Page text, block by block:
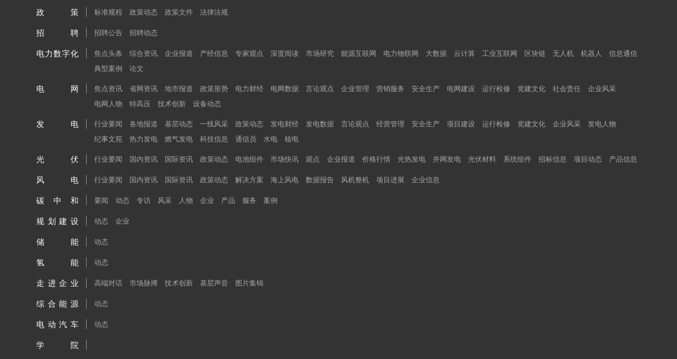
政策 标准规程 政策动态 政策文件 法律法规
招聘 招聘公告 招聘动态
电力数字化 焦点头条 综合资讯 企业报道 产经信息 专家观点 深度阅读 市场研究 能源互联网 电力物联网 大数据 云计算 工业互联网 区块链 无人机 机器人
信息通信
典型案例
论文
电网 焦点资讯 省网资讯 地市报道 政策形势 电力财经 电网数据 言论观点 企业管理 营销服务 安全生产 电网建设 运行检修 党建文化 社会责任
企业风采
电网人物
特高压 技术创新 设备动态
发电 行业要闻 各地报道 基层动态 一线风采 政策动态 发电财经 发电数据 言论观点 经营管理 安全生产 项目建设 运行检修 党建文化 企业风采
发电人物
纪事文苑
热力发电 燃气发电 科技信息 通信员 水电 核电
光伏 行业要闻 国内资讯 国际资讯 政策动态 电池组件 市场快讯 观点 企业报道 价格行情 光热发电 并网发电 光伏材料 系统组件 招标信息 项目动态 产品信息
风电 行业要闻 国内资讯 国际资讯 政策动态 解决方案 海上风电 数据报告 风机整机 项目进展 企业信息
碳中和 要闻 动态 专访 风采 人物 企业 产品 服务 案例
规划建设 动态 企业
储能 动态
氢能 动态
走进企业 高端对话 市场脉搏 技术创新 基层声音 图片集锦
综合能源 动态
电动汽车 动态
学院